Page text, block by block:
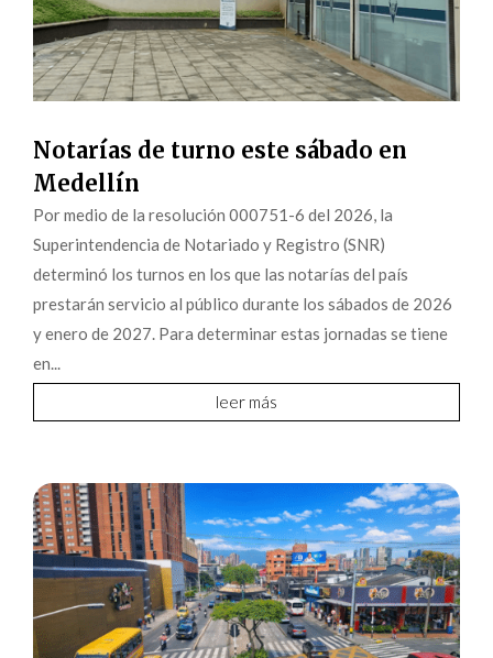
Notarías de turno este sábado en
Medellín
Por medio de la resolución 000751-6 del 2026, la
Superintendencia de Notariado y Registro (SNR)
determinó los turnos en los que las notarías del país
prestarán servicio al público durante los sábados de 2026
y enero de 2027. Para determinar estas jornadas se tiene
en...
leer más